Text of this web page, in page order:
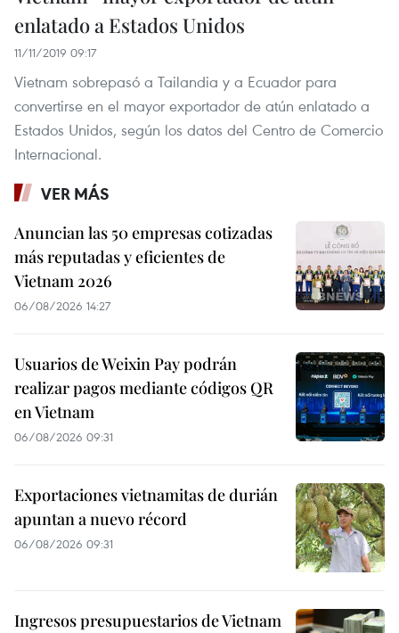
enlatado a Estados Unidos
11/11/2019 09:17
Vietnam sobrepasó a Tailandia y a Ecuador para
convertirse en el mayor exportador de atún enlatado a
Estados Unidos, según los datos del Centro de Comercio
Internacional.
VER MÁS
Anuncian las 50 empresas cotizadas
más reputadas y eficientes de
Vietnam 2026
06/08/2026 14:27
Usuarios de Weixin Pay podrán
realizar pagos mediante códigos QR
en Vietnam
06/08/2026 09:31
Exportaciones vietnamitas de durián
apuntan a nuevo récord
06/08/2026 09:31
Ingresos presupuestarios de Vietnam